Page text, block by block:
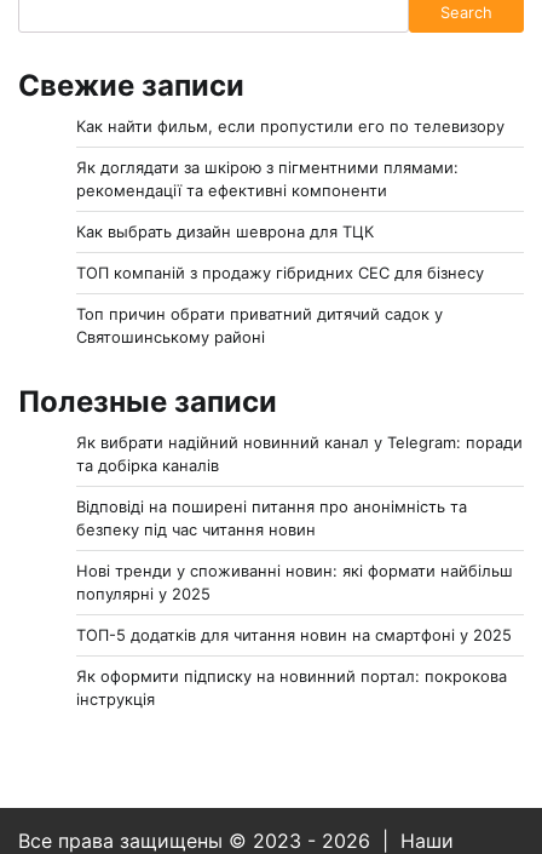
Search
Свежие записи
Как найти фильм, если пропустили его по телевизору
Як доглядати за шкірою з пігментними плямами:
рекомендації та ефективні компоненти
Как выбрать дизайн шеврона для ТЦК
ТОП компаній з продажу гібридних СЕС для бізнесу
Топ причин обрати приватний дитячий садок у
Святошинському районі
Полезные записи
Як вибрати надійний новинний канал у Telegram: поради
та добірка каналів
Відповіді на поширені питання про анонімність та
безпеку під час читання новин
Нові тренди у споживанні новин: які формати найбільш
популярні у 2025
ТОП-5 додатків для читання новин на смартфоні у 2025
Як оформити підписку на новинний портал: покрокова
інструкція
Все права защищены © 2023 - 2026 | Наши